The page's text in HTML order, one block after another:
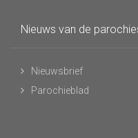
Nieuws van de
Nieuwsbrief
Parochieblad